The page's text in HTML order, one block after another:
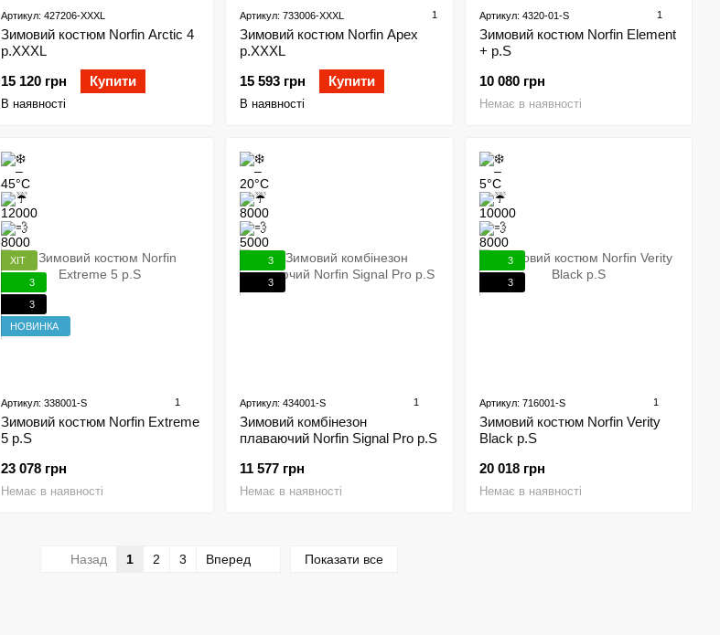
Артикул: 427206-XXXL
Зимовий костюм Norfin Arctic 4
р.XXXL
15 120 грн
Купити
В наявності
Артикул: 733006-XXXL 1
Зимовий костюм Norfin Apex
р.XXXL
15 593 грн
Купити
В наявності
Артикул: 4320-01-S 1
Зимовий костюм Norfin Element
+ р.S
10 080 грн
Немає в наявності
ХІТ
3
3
НОВИНКА
Артикул: 338001-S 1
Зимовий костюм Norfin Extreme
5 р.S
23 078 грн
Немає в наявності
3
3
Артикул: 434001-S 1
Зимовий комбінезон
плаваючий Norfin Signal Pro р.S
11 577 грн
Немає в наявності
3
3
Артикул: 716001-S 1
Зимовий костюм Norfin Verity
Black р.S
20 018 грн
Немає в наявності
Назад 1 2 3 Вперед Показати все